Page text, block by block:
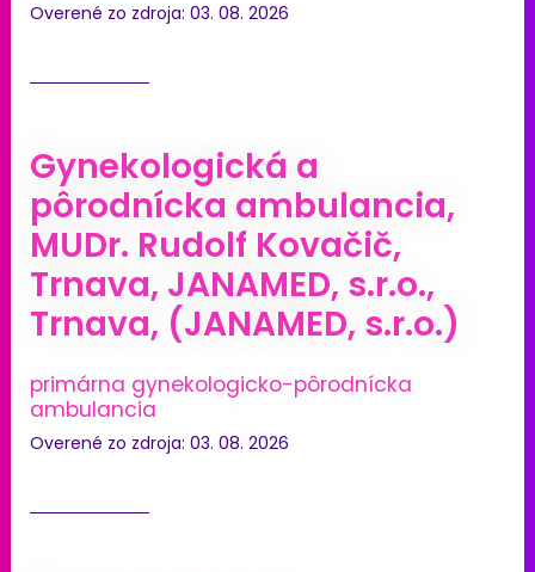
Overené zo zdroja: 03. 08. 2026
Gynekologická a
pôrodnícka ambulancia,
MUDr. Rudolf Kovačič,
Trnava, JANAMED, s.r.o.,
Trnava, (JANAMED, s.r.o.)
primárna gynekologicko-pôrodnícka
ambulancia
Overené zo zdroja: 03. 08. 2026